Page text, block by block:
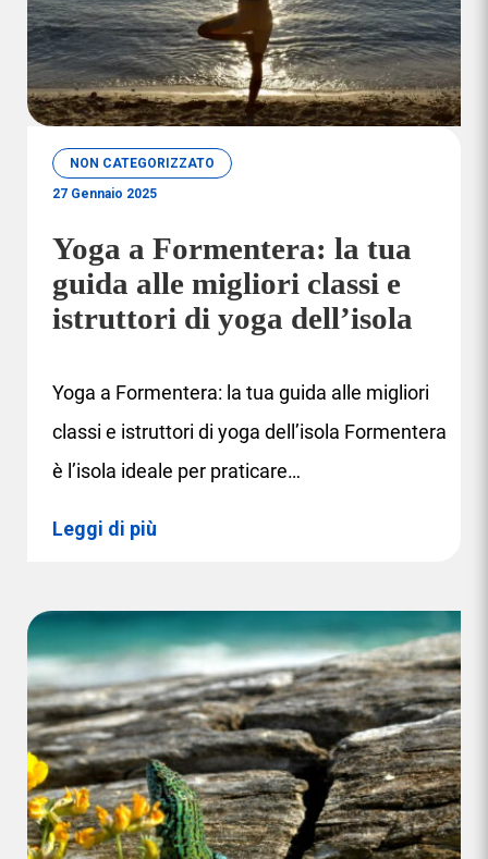
NON CATEGORIZZATO
27 Gennaio 2025
Yoga a Formentera: la tua
guida alle migliori classi e
istruttori di yoga dell’isola
Yoga a Formentera: la tua guida alle migliori
classi e istruttori di yoga dell’isola Formentera
è l’isola ideale per praticare…
Leggi di più